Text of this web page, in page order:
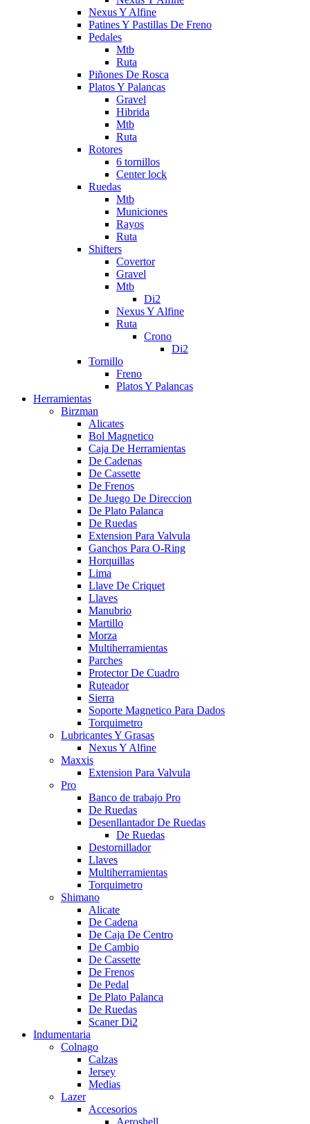
Nexus Y Alfine
Patines Y Pastillas De Freno
Pedales
Mtb
Ruta
Piñones De Rosca
Platos Y Palancas
Gravel
Hibrida
Mtb
Ruta
Rotores
6 tornillos
Center lock
Ruedas
Mtb
Municiones
Rayos
Ruta
Shifters
Covertor
Gravel
Mtb
Di2
Nexus Y Alfine
Ruta
Crono
Di2
Tornillo
Freno
Platos Y Palancas
Herramientas
Birzman
Alicates
Bol Magnetico
Caja De Herramientas
De Cadenas
De Cassette
De Frenos
De Juego De Direccion
De Plato Palanca
De Ruedas
Extension Para Valvula
Ganchos Para O-Ring
Horquillas
Lima
Llave De Criquet
Llaves
Manubrio
Martillo
Morza
Multiherramientas
Parches
Protector De Cuadro
Ruteador
Sierra
Soporte Magnetico Para Dados
Torquimetro
Lubricantes Y Grasas
Nexus Y Alfine
Maxxis
Extension Para Valvula
Pro
Banco de trabajo Pro
De Ruedas
Desenllantador De Ruedas
De Ruedas
Destornillador
Llaves
Multiherramientas
Torquimetro
Shimano
Alicate
De Cadena
De Caja De Centro
De Cambio
De Cassette
De Frenos
De Pedal
De Plato Palanca
De Ruedas
Scaner Di2
Indumentaria
Colnago
Calzas
Jersey
Medias
Lazer
Accesorios
Aeroshell